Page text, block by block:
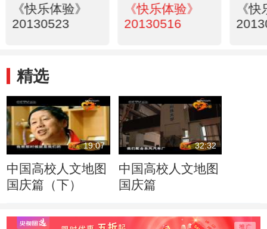
《快乐体验》
20130523
《快乐体验》
20130516
《
精选
19:07
中国高校人文地图
国庆篇（下）
32:32
中国高校人文地图
国庆篇